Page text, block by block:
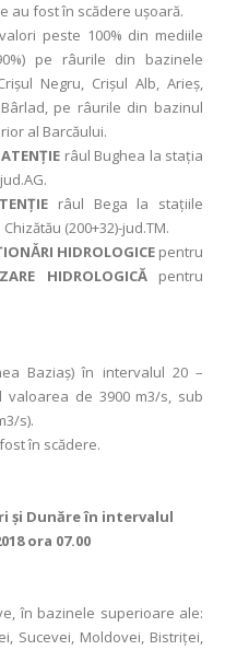
au fost în scădere uşoară.
peste 100% din mediile
pe râurile din bazinele
Negru, Crişul Alb, Arieş,
pe râurile din bazinul
al Barcăului.
râul Bughea la staţia
râul Bega la staţiile
(200+32)-jud.TM.
HIDROLOGICE pentru
HIDROLOGICĂpentru
Baziaş) în intervalul 20 –
valoarea de 3900 m3/s, sub
s).
în scădere.
şi Dunăre în intervalul
ora 07.00
în bazinele superioare ale:
Sucevei, Moldovei, Bistriţei,